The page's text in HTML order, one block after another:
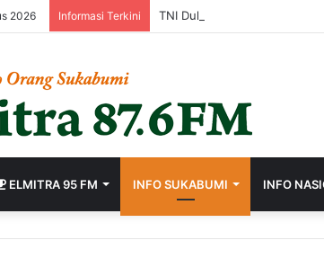
2026 Informasi Terkini
ELMITRA 95 FM INFO SUKABUMI INFO